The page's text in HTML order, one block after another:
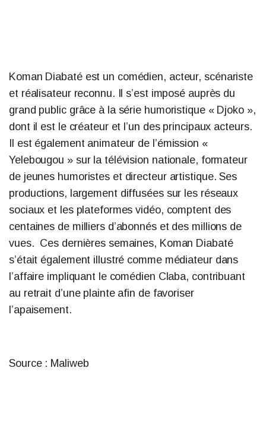
Koman Diabaté est un comédien, acteur, scénariste
et réalisateur reconnu. Il s’est imposé auprès du
grand public grâce à la série humoristique « Djoko »,
dont il est le créateur et l’un des principaux acteurs.
Il est également animateur de l’émission «
Yelebougou » sur la télévision nationale, formateur
de jeunes humoristes et directeur artistique. Ses
productions, largement diffusées sur les réseaux
sociaux et les plateformes vidéo, comptent des
centaines de milliers d’abonnés et des millions de
vues. Ces dernières semaines, Koman Diabaté
s’était également illustré comme médiateur dans
l’affaire impliquant le comédien Claba, contribuant
au retrait d’une plainte afin de favoriser
l’apaisement.
Source : Maliweb